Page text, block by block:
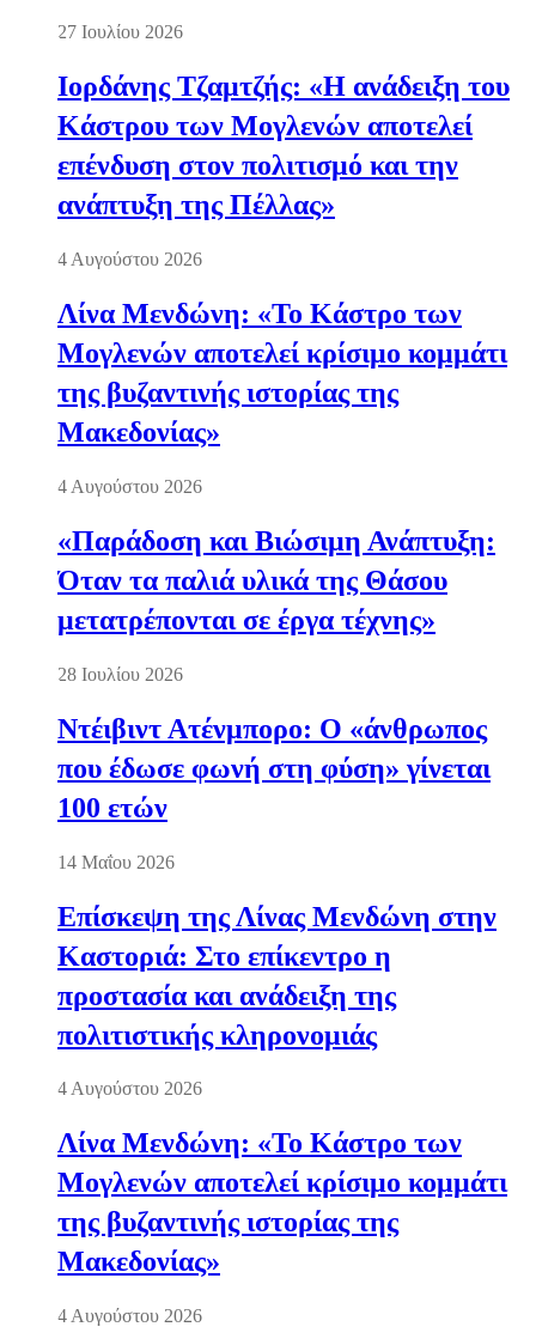
27 Ιουλίου 2026
Ιορδάνης Τζαμτζής: «Η ανάδειξη του
Κάστρου των Μογλενών αποτελεί
επένδυση στον πολιτισμό και την
ανάπτυξη της Πέλλας»
4 Αυγούστου 2026
Λίνα Μενδώνη: «Το Κάστρο των
Μογλενών αποτελεί κρίσιμο κομμάτι
της βυζαντινής ιστορίας της
Μακεδονίας»
4 Αυγούστου 2026
«Παράδοση και Βιώσιμη Ανάπτυξη:
Όταν τα παλιά υλικά της Θάσου
μετατρέπονται σε έργα τέχνης»
28 Ιουλίου 2026
Ντέιβιντ Ατένμπορο: Ο «άνθρωπος
που έδωσε φωνή στη φύση» γίνεται
100 ετών
14 Μαΐου 2026
Επίσκεψη της Λίνας Μενδώνη στην
Καστοριά: Στο επίκεντρο η
προστασία και ανάδειξη της
πολιτιστικής κληρονομιάς
4 Αυγούστου 2026
Λίνα Μενδώνη: «Το Κάστρο των
Μογλενών αποτελεί κρίσιμο κομμάτι
της βυζαντινής ιστορίας της
Μακεδονίας»
4 Αυγούστου 2026